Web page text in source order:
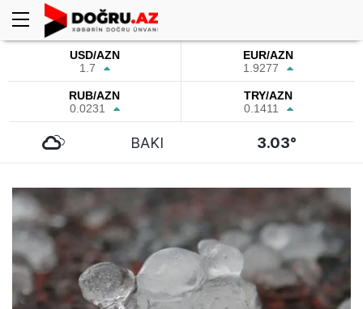
USD/AZN
1.7
EUR/AZN
1.9277
RUB/AZN
0.0231
TRY/AZN
0.1411
BAKI 3.03°